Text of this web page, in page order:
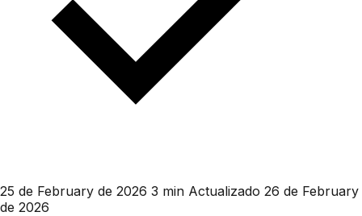
25 de February de 2026 3 min Actualizado 26 de February
de 2026